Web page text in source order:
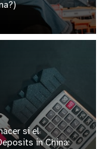
si el
in China: